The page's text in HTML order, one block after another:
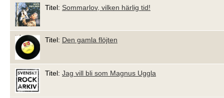
Titel: Sommarlov, vilken härlig tid!
Titel: Den gamla flöjten
Titel: Jag vill bli som Magnus Uggla